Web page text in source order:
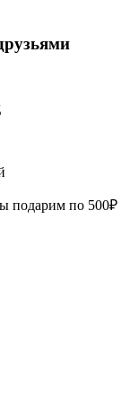
подарим по 500₽